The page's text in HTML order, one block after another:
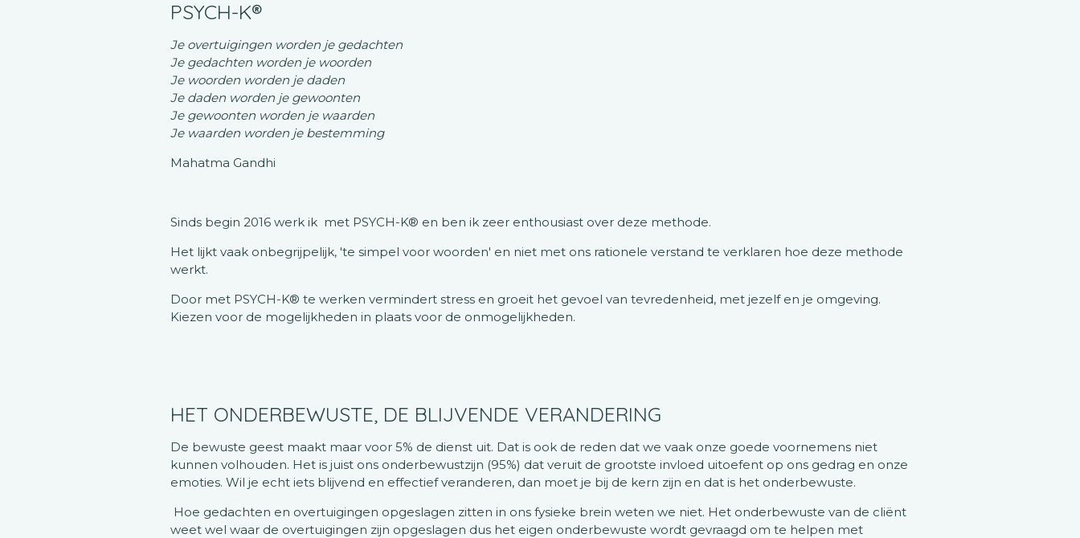
PSYCH-K®
Je overtuigingen worden je gedachten
Je gedachten worden je woorden
Je woorden worden je daden
Je daden worden je gewoonten
Je gewoonten worden je waarden
Je waarden worden je bestemming
Mahatma Gandhi
Sinds begin 2016 werk ik met PSYCH-K® en ben ik zeer enthousiast over deze methode.
Het lijkt vaak onbegrijpelijk, 'te simpel voor woorden' en niet met ons rationele verstand te verklaren hoe deze methode
werkt.
Door met PSYCH-K® te werken vermindert stress en groeit het gevoel van tevredenheid, met jezelf en je omgeving.
Kiezen voor de mogelijkheden in plaats voor de onmogelijkheden.
HET ONDERBEWUSTE, DE BLIJVENDE VERANDERING
De bewuste geest maakt maar voor 5% de dienst uit. Dat is ook de reden dat we vaak onze goede voornemens niet
kunnen volhouden. Het is juist ons onderbewustzijn (95%) dat veruit de grootste invloed uitoefent op ons gedrag en onze
emoties. Wil je echt iets blijvend en effectief veranderen, dan moet je bij de kern zijn en dat is het onderbewuste.
Hoe gedachten en overtuigingen opgeslagen zitten in ons fysieke brein weten we niet. Het onderbewuste van de cliënt
weet wel waar de overtuigingen zijn opgeslagen dus het eigen onderbewuste wordt gevraagd om te helpen met